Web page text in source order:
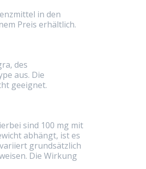
in den
Preis erhältlich.
des
aus. Die
geeignet.
sind 100 mg mit
abhängt, ist es
grundsätzlich
Die Wirkung